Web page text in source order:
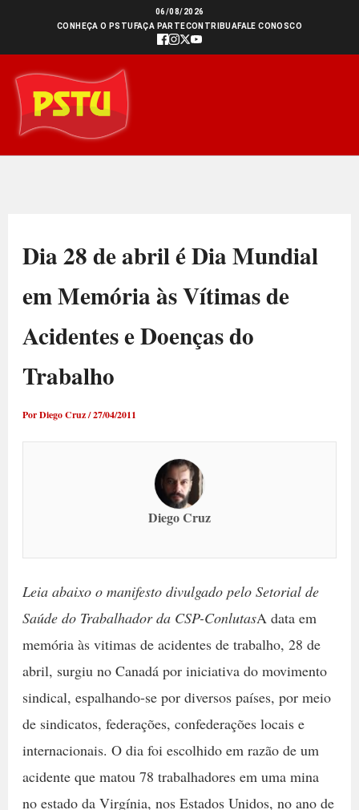
conteúdo
06/08/2026
CONHEÇA O PSTU FAÇA PARTECONTRIBUAFALE CONOSCO
Dia 28 de abril é Dia Mundial
em Memória às Vítimas de
Acidentes e Doenças do
Trabalho
PorDiego Cruz/27/04/2011
Diego Cruz
Leia abaixo o manifesto divulgado pelo Setorial de
Saúde do Trabalhador da CSP-ConlutasA data em
memória às vitimas de acidentes de trabalho, 28 de
abril, surgiu no Canadá por iniciativa do movimento
sindical, espalhando-se por diversos países, por meio
de sindicatos, federações, confederações locais e
internacionais. O dia foi escolhido em razão de um
acidente que matou 78 trabalhadores em uma mina
no estado da Virgínia, nos Estados Unidos, no ano de